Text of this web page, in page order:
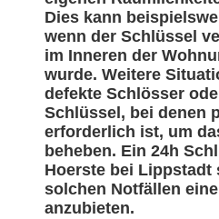
Dies kann
wenn der Schlüssel
im Inneren der
wurde. Weitere
defekte Schlösser
Schlüssel, bei denen
erforderlich ist, um
beheben. Ein 24h
Hoerste bei Lippstadt
solchen Notfällen
anzubieten.